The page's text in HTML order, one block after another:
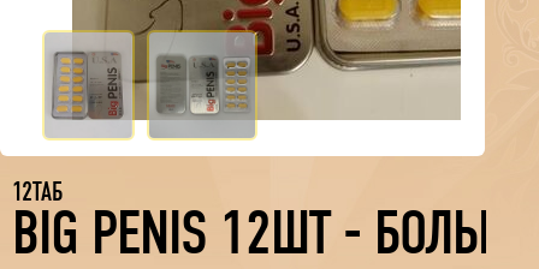
12ТАБ
BIG PENIS 12ШТ -